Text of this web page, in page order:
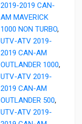
2019-2019 CAN-
AM MAVERICK
1000 NON TURBO,
UTV-ATV 2019-
2019 CAN-AM
OUTLANDER 1000,
UTV-ATV 2019-
2019 CAN-AM
OUTLANDER 500,
UTV-ATV 2019-